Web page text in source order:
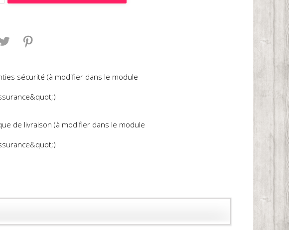
Tweet
sécurité (à modifier dans le module
de livraison (à modifier dans le module